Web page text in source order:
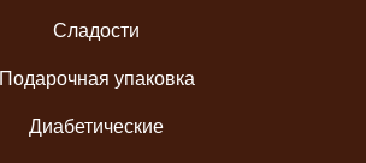
Сладости
Подарочная упаковка
Диабетические